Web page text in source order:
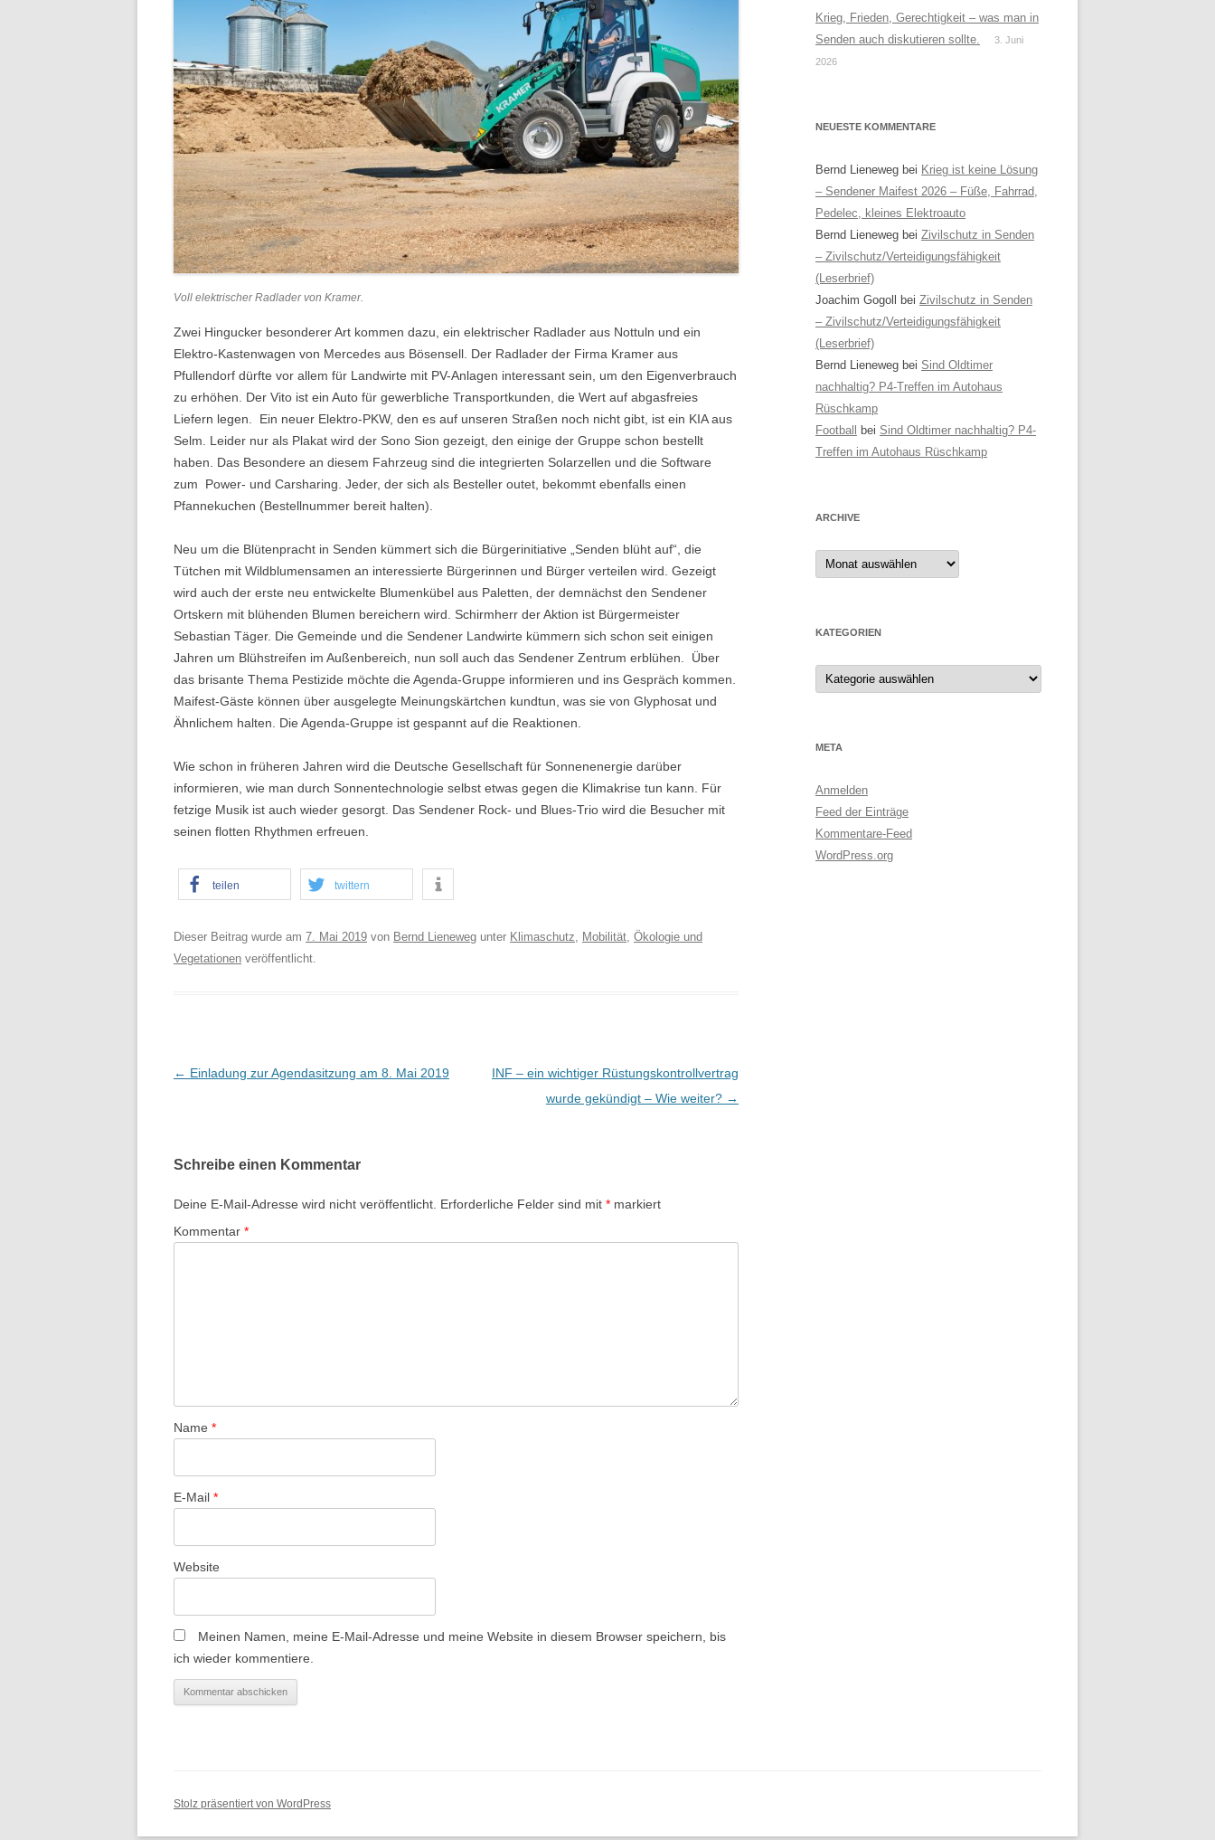
Voll elektrischer Radlader von Kramer.
Zwei Hingucker besonderer Art kommen dazu, ein elektrischer Radlader aus Nottuln und ein
Elektro-Kastenwagen von Mercedes aus Bösensell. Der Radlader der Firma Kramer aus
Pfullendorf dürfte vor allem für Landwirte mit PV-Anlagen interessant sein, um den Eigenverbrauch
zu erhöhen. Der Vito ist ein Auto für gewerbliche Transportkunden, die Wert auf abgasfreies
Liefern legen. Ein neuer Elektro-PKW, den es auf unseren Straßen noch nicht gibt, ist ein KIA aus
Selm. Leider nur als Plakat wird der Sono Sion gezeigt, den einige der Gruppe schon bestellt
haben. Das Besondere an diesem Fahrzeug sind die integrierten Solarzellen und die Software
zum Power- und Carsharing. Jeder, der sich als Besteller outet, bekommt ebenfalls einen
Pfannekuchen (Bestellnummer bereit halten).
Neu um die Blütenpracht in Senden kümmert sich die Bürgerinitiative „Senden blüht auf“, die
Tütchen mit Wildblumensamen an interessierte Bürgerinnen und Bürger verteilen wird. Gezeigt
wird auch der erste neu entwickelte Blumenkübel aus Paletten, der demnächst den Sendener
Ortskern mit blühenden Blumen bereichern wird. Schirmherr der Aktion ist Bürgermeister
Sebastian Täger. Die Gemeinde und die Sendener Landwirte kümmern sich schon seit einigen
Jahren um Blühstreifen im Außenbereich, nun soll auch das Sendener Zentrum erblühen. Über
das brisante Thema Pestizide möchte die Agenda-Gruppe informieren und ins Gespräch kommen.
Maifest-Gäste können über ausgelegte Meinungskärtchen kundtun, was sie von Glyphosat und
Ähnlichem halten. Die Agenda-Gruppe ist gespannt auf die Reaktionen.
Wie schon in früheren Jahren wird die Deutsche Gesellschaft für Sonnenenergie darüber
informieren, wie man durch Sonnentechnologie selbst etwas gegen die Klimakrise tun kann. Für
fetzige Musik ist auch wieder gesorgt. Das Sendener Rock- und Blues-Trio wird die Besucher mit
seinen flotten Rhythmen erfreuen.
teilen twittern
Dieser Beitrag wurde am 7. Mai 2019 von Bernd Lieneweg unter Klimaschutz, Mobilität, Ökologie und
Vegetationen veröffentlicht.
B
r
a
g
g
a
i
o
← Einladung zur Agendasitzung am 8. Mai 2019
INF – ein wichtiger Rüstungskontrollvertrag
wurde gekündigt – Wie weiter? →
Schreibe einen Kommentar
Deine E-Mail-Adresse wird nicht veröffentlicht. Erforderliche Felder sind mit * markiert
Kommentar *
Name *
E-Mail *
Website
Meinen Namen, meine E-Mail-Adresse und meine Website in diesem Browser speichern, bis
ich wieder kommentiere.
Krieg, Frieden, Gerechtigkeit – was man in
Senden auch diskutieren sollte.
3. Juni
2026
NEUESTE KOMMENTARE
Bernd Lieneweg bei Krieg ist keine Lösung
– Sendener Maifest 2026 – Füße, Fahrrad,
Pedelec, kleines Elektroauto
Bernd Lieneweg bei Zivilschutz in Senden
– Zivilschutz/Verteidigungsfähigkeit
(Leserbrief)
Joachim Gogoll
bei Zivilschutz in Senden
– Zivilschutz/Verteidigungsfähigkeit
(Leserbrief)
Bernd Lieneweg bei Sind Oldtimer
nachhaltig? P4-Treffen im Autohaus
Rüschkamp
Football
bei Sind Oldtimer nachhaltig? P4-
Treffen im Autohaus Rüschkamp
ARCHIVE
Archive
KATEGORIEN
Kategorien
META
Anmelden
Feed der Einträge
Kommentare-Feed
WordPress.org
Stolz präsentiert von WordPress